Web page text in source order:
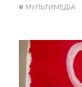
# МУЛЬТИМЕДІА